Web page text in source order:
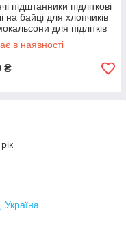
підштанники підліткові
на байці для хлопчиків
для підлітків
в наявності
₴
Україна